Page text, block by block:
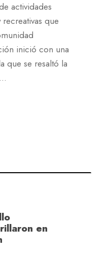
actividades
que
inició con una
que se resaltó la
en